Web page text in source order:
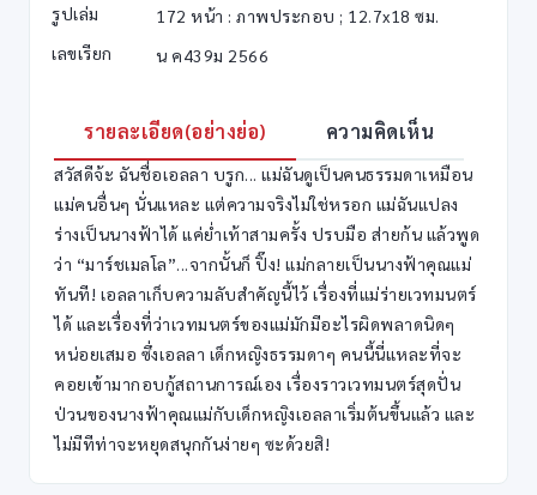
รูปเล่ม
172 หน้า : ภาพประกอบ ; 12.7x18 ซม.
เลขเรียก
น ค439ม 2566
รายละเอียด(อย่างย่อ) ความคิดเห็น
สวัสดีจ้ะ ฉันชื่อเอลลา บรูก... แม่ฉันดูเป็นคนธรรมดาเหมือน
แม่คนอื่นๆ นั่นแหละ แต่ความจริงไม่ใช่หรอก แม่ฉันแปลง
ร่างเป็นนางฟ้าได้ แค่ย่ำเท้าสามครั้ง ปรบมือ ส่ายก้น แล้วพูด
ว่า “มาร์ชเมลโล”...จากนั้นก็ ปิ๊ง! แม่กลายเป็นนางฟ้าคุณแม่
ทันที! เอลลาเก็บความลับสำคัญนี้ไว้ เรื่องที่แม่ร่ายเวทมนตร์
ได้ และเรื่องที่ว่าเวทมนตร์ของแม่มักมีอะไรผิดพลาดนิดๆ
หน่อยเสมอ ซึ่งเอลลา เด็กหญิงธรรมดาๆ คนนี้นี่แหละที่จะ
คอยเข้ามากอบกู้สถานการณ์เอง เรื่องราวเวทมนตร์สุดปั่น
ป่วนของนางฟ้าคุณแม่กับเด็กหญิงเอลลาเริ่มต้นขึ้นแล้ว และ
ไม่มีทีท่าจะหยุดสนุกกันง่ายๆ ซะด้วยสิ!